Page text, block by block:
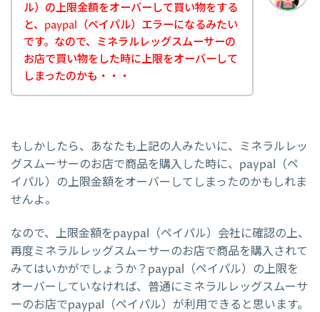
ル）の上限金額をオーバーして買い物をする
と、paypal（ペイパル）エラーになるみたい
です。なので、ミネラルレッグスムーサーの
お店で買い物をした時に上限をオーバーして
しまったのかも・・・
もしかしたら、あなたも上記の人みたいに、ミネラルレッ
グスムーサーのお店で商品を購入した時に、paypal（ペ
イパル）の上限金額をオーバーしてしまったのかもしれま
せんよ。
なので、上限金額をpaypal（ペイパル）会社に確認の上、
再度ミネラルレッグスムーサーのお店で商品を購入されて
みてはいかがでしょうか？paypal（ペイパル）の上限を
オーバーしていなければ、普通にミネラルレッグスムーサ
ーのお店でpaypal（ペイパル）が利用できると思います。